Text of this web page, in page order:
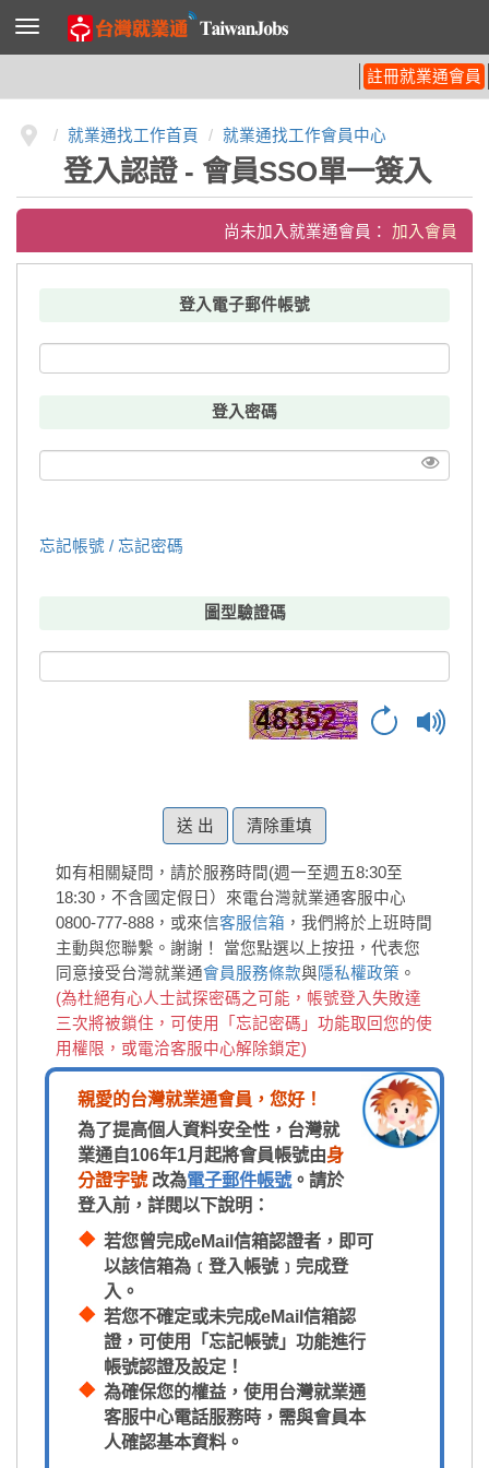
導
列
註冊就業通會員
就業通找工作首頁 就業通找工作會員中心
登入認證 - 會員SSO單一簽入
尚未加入就業通會員： 加入會員
登入電子郵件帳號
登入密碼
忘記帳號 / 忘記密碼
圖型驗證碼
清除重填
如有相關疑問，請於服務時間(週一至週五8:30至
18:30，不含國定假日）來電台灣就業通客服中心
0800-777-888，或來信客服信箱 ，我們將於上班時間
主動與您聯繫。謝謝！
當您點選以上按扭，代表您
同意接受台灣就業通會員服務條款與隱私權政策 。
(為杜絕有心人士試探密碼之可能，帳號登入失敗達
三次將被鎖住，可使用「忘記密碼」功能取回您的使
用權限，或電洽客服中心解除鎖定)
親愛的台灣就業通會員，您好！
為了提高個人資料安全性，台灣就
業通自106年1月起將會員帳號由身
分證字號改為電子郵件帳號 。請於
登入前，詳閱以下說明：
若您曾完成eMail信箱認證者，即可
以該信箱為﹝登入帳號﹞完成登
入。
若您不確定或未完成eMail信箱認
證，可使用「忘記帳號」功能進行
帳號認證及設定！
為確保您的權益，使用台灣就業通
客服中心電話服務時，需與會員本
人確認基本資料。